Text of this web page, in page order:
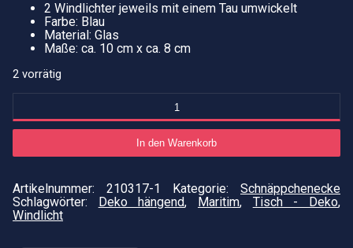
2 Windlichter jeweils mit einem Tau umwickelt
Farbe: Blau
Material: Glas
Maße: ca. 10 cm x ca. 8 cm
2 vorrätig
2tlg.
In den Warenkorb
Artikelnummer: 210317-1 Kategorie: Schnäppchenecke
Schlagwörter:
Deko hängend, Maritim, Tisch - Deko,
Windlicht